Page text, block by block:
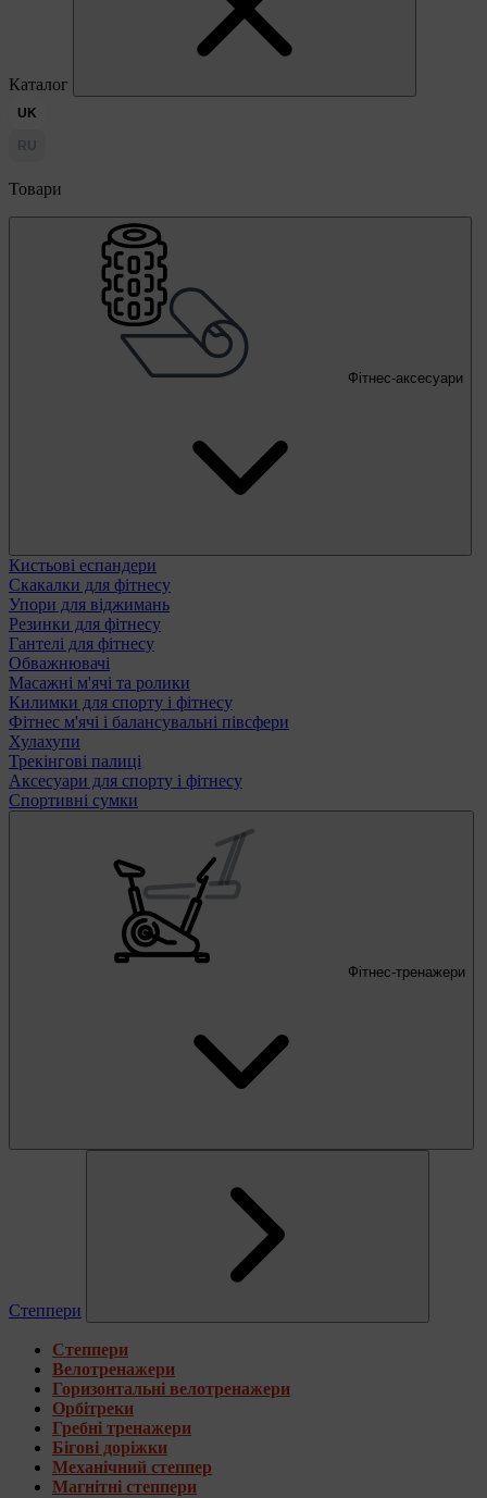
Каталог
UK
RU
Товари
Фітнес-аксесуари
Кистьові еспандери
Скакалки для фітнесу
Упори для віджимань
Резинки для фітнесу
Гантелі для фітнесу
Обважнювачі
Масажні м'ячі та ролики
Килимки для спорту і фітнесу
Фітнес м'ячі і балансувальні півсфери
Хулахупи
Трекінгові палиці
Аксесуари для спорту і фітнесу
Спортивні сумки
Фітнес-тренажери
Степпери
Степпери
Велотренажери
Горизонтальні велотренажери
Орбітреки
Гребні тренажери
Бігові доріжки
Механічний степпер
Магнітні степпери